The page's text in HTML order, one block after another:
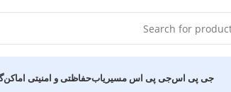
جی پی اسجی پی اس مسیریابحفاظتی و امنیتی اماکن